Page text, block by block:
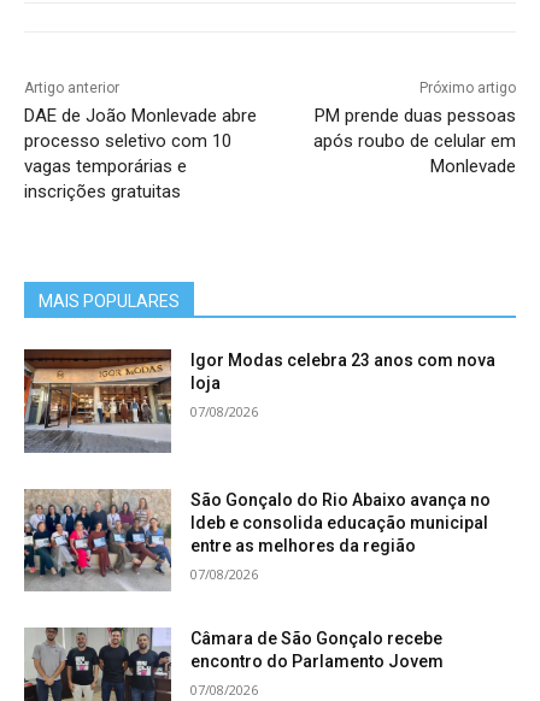
Vôlei Masculino: Rafael Lopes
Xadrez: Miguel Coura
Artigo anterior
DAE de João Monlevade abre
processo seletivo com 10
vagas temporárias e
inscrições gratuitas
Próximo artigo
PM prende duas pessoas
após roubo de celular em
Monlevade
MAIS POPULARES
Igor Modas celebra 23 anos com nova
loja
07/08/2026
São Gonçalo do Rio Abaixo avança no
Ideb e consolida educação municipal
entre as melhores da região
07/08/2026
Câmara de São Gonçalo recebe
encontro do Parlamento Jovem
07/08/2026